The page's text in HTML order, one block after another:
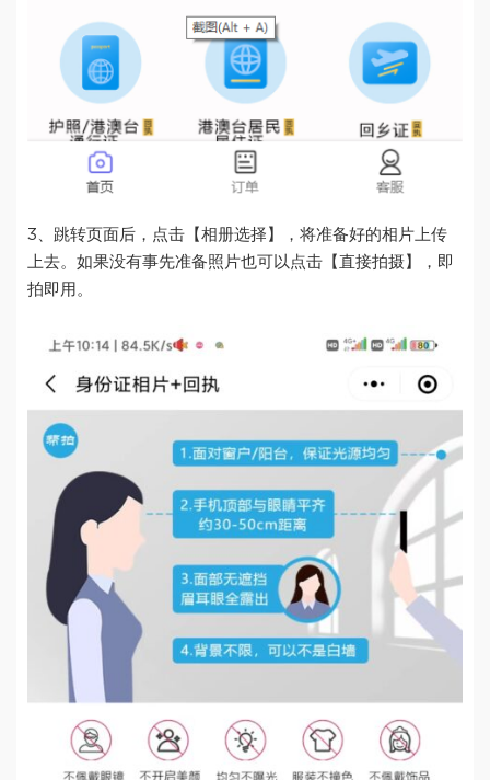
3、跳转页面后，点击【相册选择】，将准备好的相片上传
上去。如果没有事先准备照片也可以点击【直接拍摄】，即
拍即用。